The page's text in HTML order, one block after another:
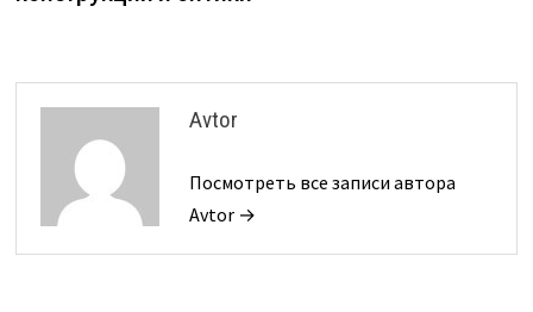
Avtor
Посмотреть все записи автора
Avtor →